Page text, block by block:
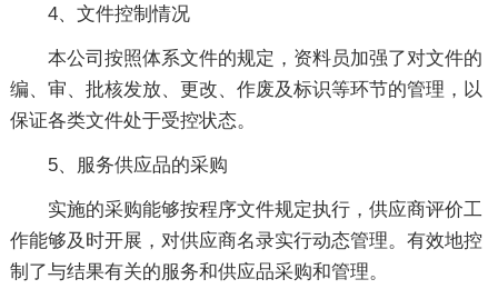
4、文件控制情况
本公司按照体系文件的规定，资料员加强了对文件的
编、审、批核发放、更改、作废及标识等环节的管理，以
保证各类文件处于受控状态。
5、服务供应品的采购
实施的采购能够按程序文件规定执行，供应商评价工
作能够及时开展，对供应商名录实行动态管理。有效地控
制了与结果有关的服务和供应品采购和管理。